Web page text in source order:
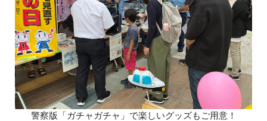
警察版「ガチャガチャ」で楽しいグッズもご用意！